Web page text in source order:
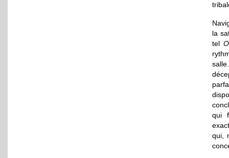
la
tel
qui
qui,